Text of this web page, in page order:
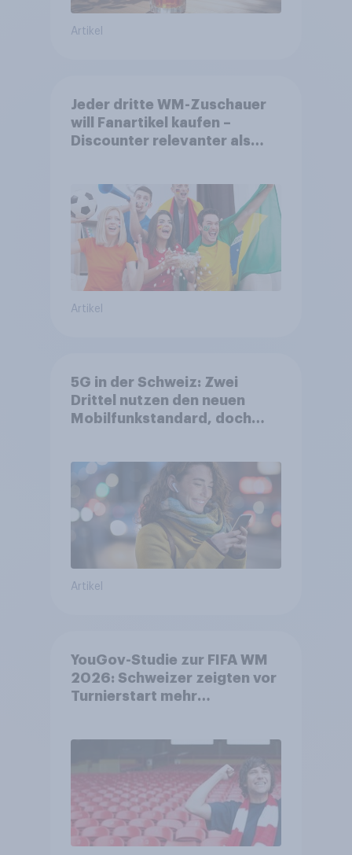
Artikel
Jeder dritte WM-Zuschauer
will Fanartikel kaufen –
Discounter relevanter als
Artikel
5G in der Schweiz: Zwei
Drittel nutzen den neuen
Mobilfunkstandard, doch
Artikel
YouGov-Studie zur FIFA WM
2026: Schweizer zeigten vor
Turnierstart mehr